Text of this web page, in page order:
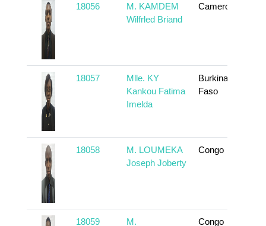
18056
M. KAMDEM
Wilfrled Briand
Cameroun
18057
Mlle. KY
Kankou Fatima
Imelda
Burkina
Faso
18058
M. LOUMEKA
Joseph Joberty
Congo
18059 M. Congo